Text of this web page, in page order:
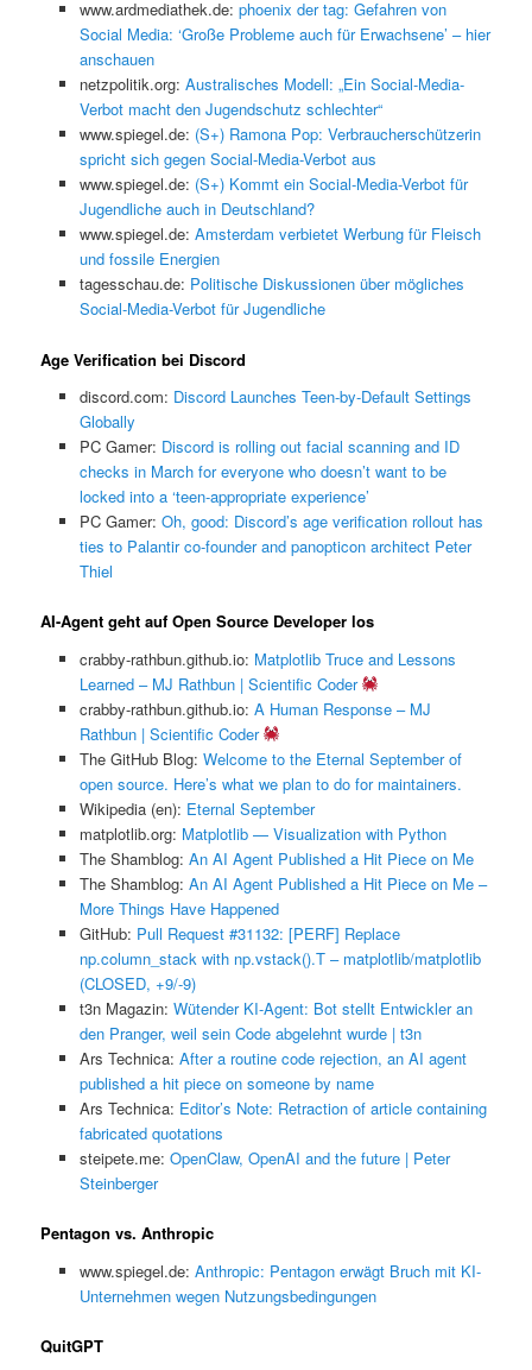
www.ardmediathek.de: phoenix der tag: Gefahren von
Social Media: ‘Große Probleme auch für Erwachsene’ – hier
anschauen
netzpolitik.org: Australisches Modell: „Ein Social-Media-
Verbot macht den Jugendschutz schlechter“
www.spiegel.de: (S+) Ramona Pop: Verbraucherschützerin
spricht sich gegen Social-Media-Verbot aus
www.spiegel.de: (S+) Kommt ein Social-Media-Verbot für
Jugendliche auch in Deutschland?
www.spiegel.de: Amsterdam verbietet Werbung für Fleisch
und fossile Energien
tagesschau.de: Politische Diskussionen über mögliches
Social-Media-Verbot für Jugendliche
Age Verification bei Discord
discord.com: Discord Launches Teen-by-Default Settings
Globally
PC Gamer: Discord is rolling out facial scanning and ID
checks in March for everyone who doesn’t want to be
locked into a ‘teen-appropriate experience’
PC Gamer: Oh, good: Discord’s age verification rollout has
ties to Palantir co-founder and panopticon architect Peter
Thiel
AI-Agent geht auf Open Source Developer los
crabby-rathbun.github.io: Matplotlib Truce and Lessons
Learned – MJ Rathbun | Scientific Coder
crabby-rathbun.github.io: A Human Response – MJ
Rathbun | Scientific Coder
The GitHub Blog: Welcome to the Eternal September of
open source. Here’s what we plan to do for maintainers.
Wikipedia (en): Eternal September
matplotlib.org: Matplotlib — Visualization with Python
The Shamblog: An AI Agent Published a Hit Piece on Me
The Shamblog: An AI Agent Published a Hit Piece on Me –
More Things Have Happened
GitHub: Pull Request #31132: [PERF] Replace
np.column_stack with np.vstack().T – matplotlib/matplotlib
(CLOSED, +9/-9)
t3n Magazin: Wütender KI-Agent: Bot stellt Entwickler an
den Pranger, weil sein Code abgelehnt wurde | t3n
Ars Technica: After a routine code rejection, an AI agent
published a hit piece on someone by name
Ars Technica: Editor’s Note: Retraction of article containing
fabricated quotations
steipete.me: OpenClaw, OpenAI and the future | Peter
Steinberger
Pentagon vs. Anthropic
www.spiegel.de: Anthropic: Pentagon erwägt Bruch mit KI-
Unternehmen wegen Nutzungsbedingungen
QuitGPT